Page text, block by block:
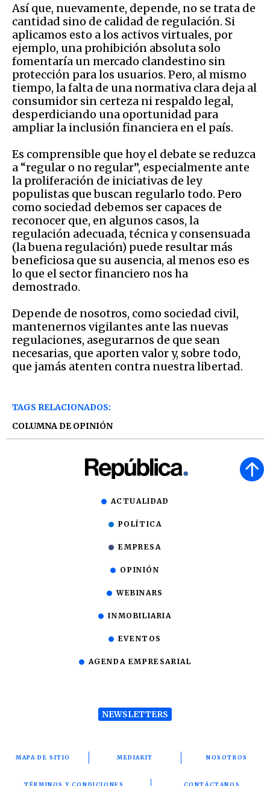
Así que, nuevamente, depende, no se trata de
cantidad sino de calidad de regulación. Si
aplicamos esto a los activos virtuales, por
ejemplo, una prohibición absoluta solo
fomentaría un mercado clandestino sin
protección para los usuarios. Pero, al mismo
tiempo, la falta de una normativa clara deja al
consumidor sin certeza ni respaldo legal,
desperdiciando una oportunidad para
ampliar la inclusión financiera en el país.
Es comprensible que hoy el debate se reduzca
a “regular o no regular”, especialmente ante
la proliferación de iniciativas de ley
populistas que buscan regularlo todo. Pero
como sociedad debemos ser capaces de
reconocer que, en algunos casos, la
regulación adecuada, técnica y consensuada
(la buena regulación) puede resultar más
beneficiosa que su ausencia, al menos eso es
lo que el sector financiero nos ha
demostrado.
Depende de nosotros, como sociedad civil,
mantenernos vigilantes ante las nuevas
regulaciones, asegurarnos de que sean
necesarias, que aporten valor y, sobre todo,
que jamás atenten contra nuestra libertad.
TAGS RELACIONADOS:
COLUMNA DE OPINIÓN
ACTUALIDAD
POLÍTICA
EMPRESA
OPINIÓN
WEBINARS
INMOBILIARIA
EVENTOS
AGENDA EMPRESARIAL
NEWSLETTERS
MAPA DE SITIO MEDIAKIT NOSOTROS
TÉRMINOS Y CONDICIONES CONTÁCTANOS